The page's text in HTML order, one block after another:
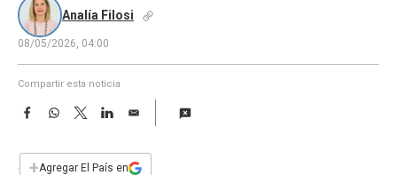
Analía Filosi
08/05/2026, 04:00
Compartir esta noticia
F
e
W
T
w
t
L
E
i
+Agregar El País en